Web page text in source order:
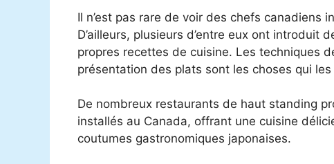
Il n’est pas rare de voir des chefs canadiens
D’ailleurs, plusieurs d’entre eux ont introduit
propres recettes de cuisine. Les techniques
présentation des plats sont les choses qui
De nombreux restaurants de haut standing
installés au Canada, offrant une cuisine
coutumes gastronomiques japonaises.